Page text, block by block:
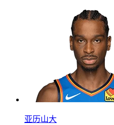
亚历山大